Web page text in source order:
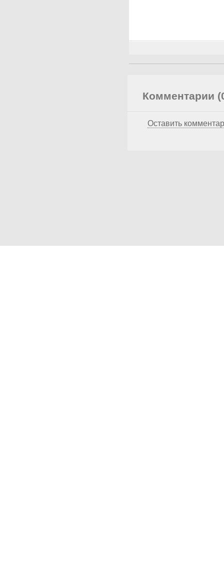
Комментарии
Оставить